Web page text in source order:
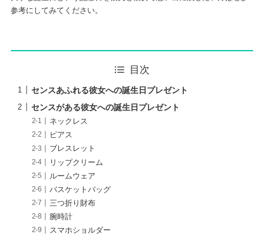
参考にしてみてください。
目次
センスあふれる彼女への誕生日プレゼント
センスがある彼女への誕生日プレゼント
ネックレス
ピアス
ブレスレット
リップクリーム
ルームウェア
バスケットバッグ
三つ折り財布
腕時計
スマホショルダー